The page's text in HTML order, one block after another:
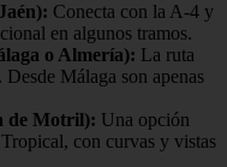
Conecta con la A-4 y
en algunos tramos.
o Almería): La ruta
Desde Málaga son apenas
de Motril): Una opción
con curvas y vistas